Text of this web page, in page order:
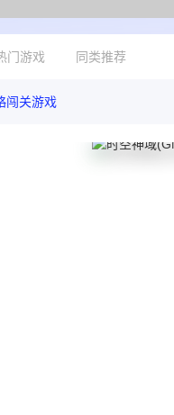
门游戏 同类推荐
闯关游戏